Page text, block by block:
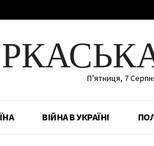
П’ятниця, 7
ВІЙНА В УКРАЇНІ